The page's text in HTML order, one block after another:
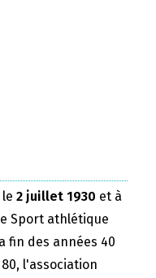
2 juillet 1930 et à
Sport athlétique
fin des années 40
l'association